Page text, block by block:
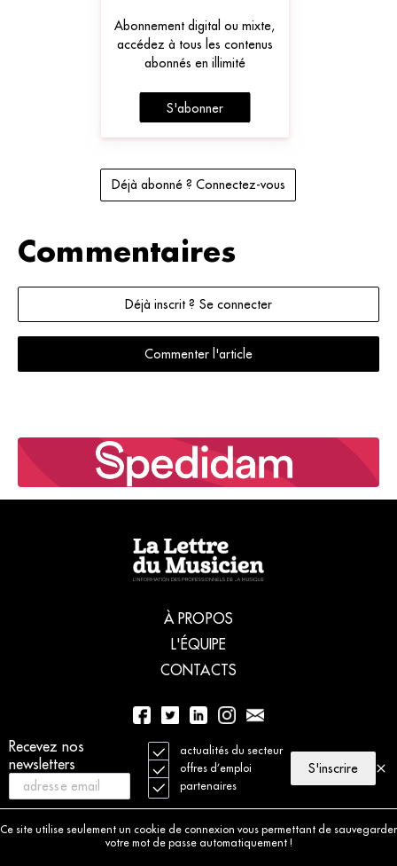
Recevez nos
newsletters
actualités du secteur
offres d’emploi
partenaires
S'inscrire
Ce site utilise seulement un cookie de connexion vous permettant de sauvegarder
votre mot de passe automatiquement !
Abonnement digital ou mixte,
accédez à tous les contenus
abonnés en illimité
S'abonner
Déjà abonné ? Connectez-vous
Commentaires
Déjà inscrit ? Se connecter
Commenter l'article
À PROPOS
L'ÉQUIPE
CONTACTS
01 56 77 04 00
© 2021 La Lettre du Musicien. Tous droits réservés
Charte déontologique